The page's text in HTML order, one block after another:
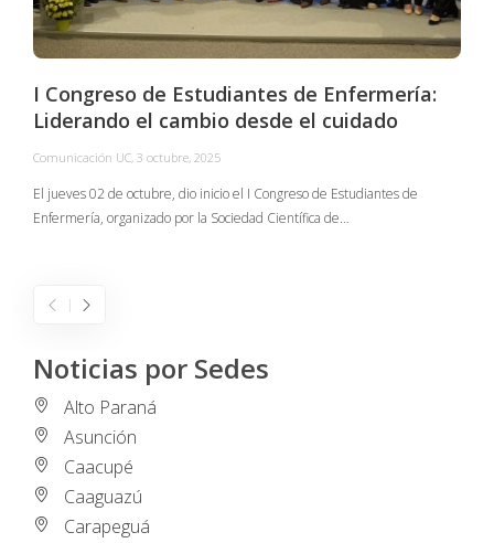
I Congreso de Estudiantes de Enfermería:
Liderando el cambio desde el cuidado
Comunicación UC, 3 octubre, 2025
El jueves 02 de octubre, dio inicio el I Congreso de Estudiantes de
Enfermería, organizado por la Sociedad Científica de…
Noticias por Sedes
Alto Paraná
Asunción
Caacupé
Caaguazú
Carapeguá